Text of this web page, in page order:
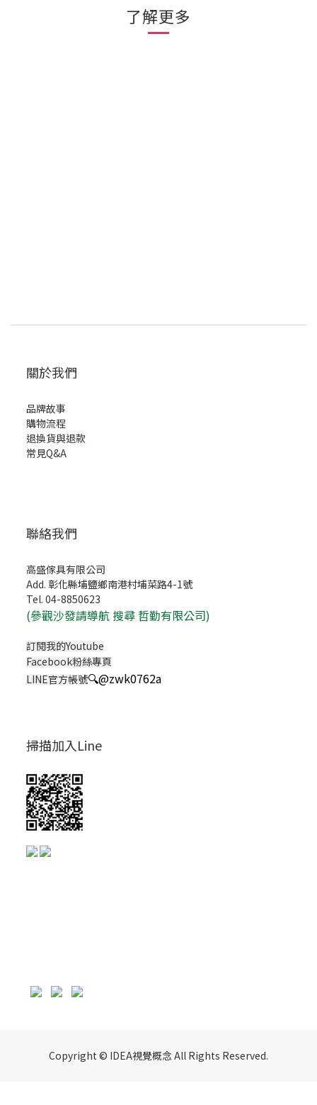
了解更多
關於我們
品牌故事
購物流程
退換貨與退款
常見Q&A
聯絡我們
高盛傢具有限公司
Add. 彰化縣埔鹽鄉南港村埔菜路4-1號
Tel. 04-8850623
(參觀沙發請導航 搜尋 哲勤有限公司)
訂閱我的Youtube
Facebook粉絲專頁
LINE官方帳號🔍@zwk0762a
掃描加入Line
Copyright © IDEA視覺概念 All Rights Reserved.